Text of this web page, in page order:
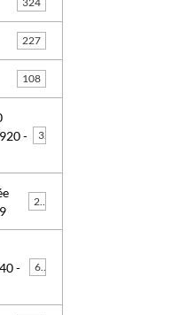
227
108
-
3
-
63